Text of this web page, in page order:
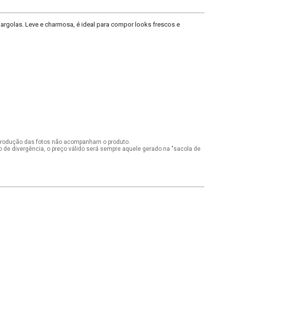
Leve e charmosa, é ideal para compor looks frescos e
das fotos não acompanham o produto.
divergência, o preço válido será sempre aquele gerado na "sacola de